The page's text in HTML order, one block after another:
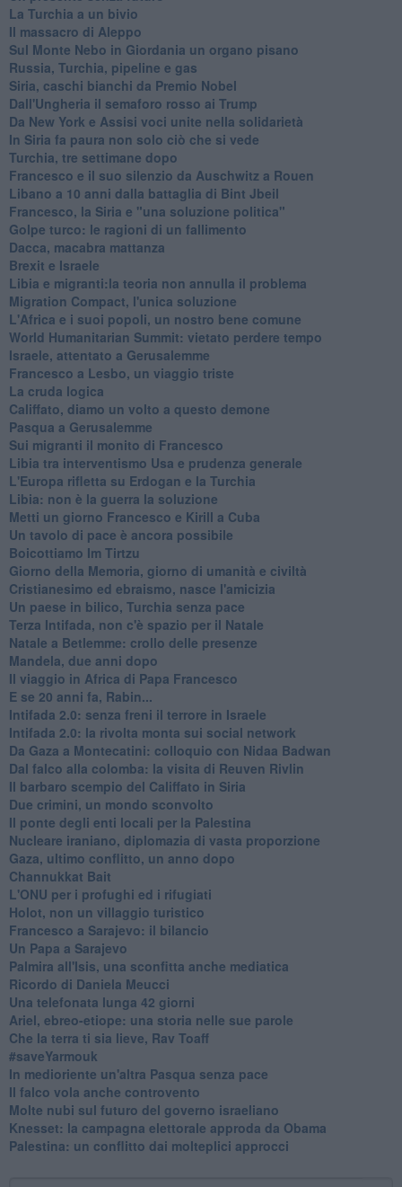
La Turchia a un bivio
Il massacro di Aleppo
Sul Monte Nebo in Giordania un organo pisano
Russia, Turchia, pipeline e gas
Siria, caschi bianchi da Premio Nobel
Dall'Ungheria il semaforo rosso ai Trump
Da New York e Assisi voci unite nella solidarietà
In Siria fa paura non solo ciò che si vede
Turchia, tre settimane dopo
Francesco e il suo silenzio da Auschwitz a Rouen
Libano a 10 anni dalla battaglia di Bint Jbeil
Francesco, la Siria e "una soluzione politica"
Golpe turco: le ragioni di un fallimento
Dacca, macabra mattanza
Brexit e Israele
Libia e migranti:la teoria non annulla il problema
Migration Compact, l'unica soluzione
L'Africa e i suoi popoli, un nostro bene comune
World Humanitarian Summit: vietato perdere tempo
Israele, attentato a Gerusalemme
Francesco a Lesbo, un viaggio triste
La cruda logica
Califfato, diamo un volto a questo demone
Pasqua a Gerusalemme
Sui migranti il monito di Francesco
Libia tra interventismo Usa e prudenza generale
L'Europa rifletta su Erdogan e la Turchia
Libia: non è la guerra la soluzione
Metti un giorno Francesco e Kirill a Cuba
Un tavolo di pace è ancora possibile
Boicottiamo Im Tirtzu
Giorno della Memoria, giorno di umanità e civiltà
Cristianesimo ed ebraismo, nasce l'amicizia
Un paese in bilico, Turchia senza pace
Terza Intifada, non c'è spazio per il Natale
Natale a Betlemme: crollo delle presenze
Mandela, due anni dopo
Il viaggio in Africa di Papa Francesco
E se 20 anni fa, Rabin...
Intifada 2.0: senza freni il terrore in Israele
Intifada 2.0: la rivolta monta sui social network
Da Gaza a Montecatini: colloquio con Nidaa Badwan
Dal falco alla colomba: la visita di Reuven Rivlin
Il barbaro scempio del Califfato in Siria
Due crimini, un mondo sconvolto
Il ponte degli enti locali per la Palestina
Nucleare iraniano, diplomazia di vasta proporzione
Gaza, ultimo conflitto, un anno dopo
Channukkat Bait
L'ONU per i profughi ed i rifugiati
Holot, non un villaggio turistico
Francesco a Sarajevo: il bilancio
Un Papa a Sarajevo
Palmira all'Isis, una sconfitta anche mediatica
Ricordo di Daniela Meucci
​Una telefonata lunga 42 giorni
​Ariel, ebreo-etiope: una storia nelle sue parole
Che la terra ti sia lieve, Rav Toaff
​#saveYarmouk
​In medioriente un'altra Pasqua senza pace
​Il falco vola anche controvento
Molte nubi sul futuro del governo israeliano
Knesset: la campagna elettorale approda da Obama
Palestina: un conflitto dai molteplici approcci